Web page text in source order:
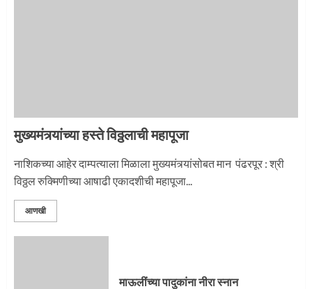
मुख्यमंत्र्यांच्या हस्ते विठ्ठलाची महापूजा
नाशिकच्या आहेर दाम्पत्याला मिळाला मुख्यमंत्र्यांसोबत मान पंढरपूर : श्री
विठ्ठल रुक्मिणीच्या आषाढी एकादशीची महापूजा...
आणखी
माऊलींच्या पादुकांना नीरा स्नान